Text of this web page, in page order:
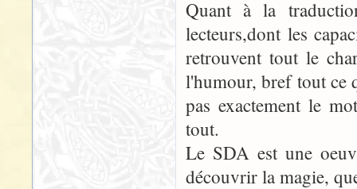
Quant à la
lecteurs,dont les
retrouvent tout le
l'humour, bref tout ce
pas exactement le
tout.
Le SDA est une
découvrir la magie,